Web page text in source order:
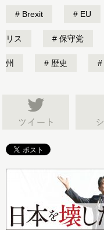
Brexit EU
リス 保守党
州 歴史